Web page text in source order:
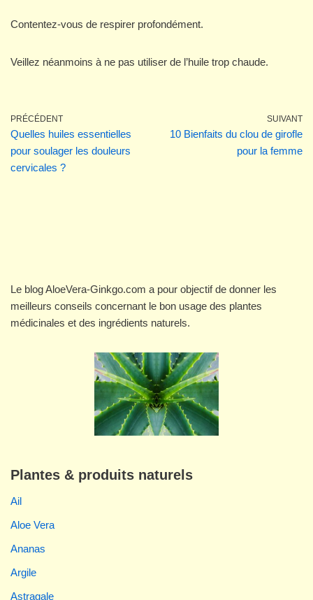
Contentez-vous de respirer profondément.
Veillez néanmoins à ne pas utiliser de l’huile trop chaude.
PRÉCÉDENT
Quelles huiles essentielles
pour soulager les douleurs
cervicales ?
SUIVANT
10 Bienfaits du clou de girofle
pour la femme
Le blog AloeVera-Ginkgo.com a pour objectif de donner les
meilleurs conseils concernant le bon usage des plantes
médicinales et des ingrédients naturels.
Plantes & produits naturels
Ail
Aloe Vera
Ananas
Argile
Astragale